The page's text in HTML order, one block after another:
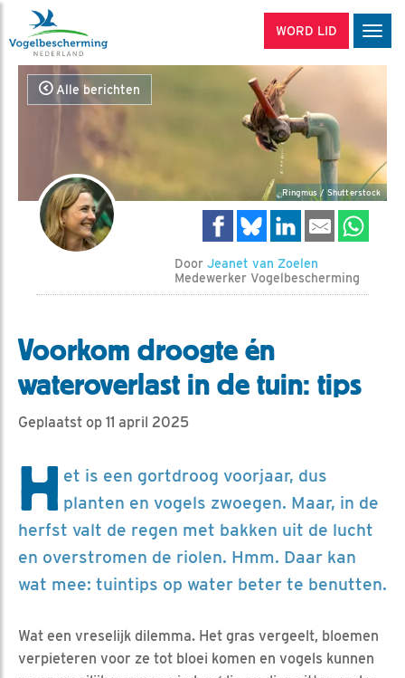
WORD LID
Alle berichten
Ringmus / Shutterstock
Door Jeanet van Zoelen
Medewerker Vogelbescherming
Voorkom droogte én
wateroverlast in de tuin: tips
Geplaatst op 11 april 2025
H et is een gortdroog voorjaar, dus
planten en vogels zwoegen. Maar, in de
herfst valt de regen met bakken uit de lucht
en overstromen de riolen. Hmm. Daar kan
wat mee: tuintips op water beter te benutten.
Wat een vreselijk dilemma. Het gras vergeelt, bloemen
verpieteren voor ze tot bloei komen en vogels kunnen